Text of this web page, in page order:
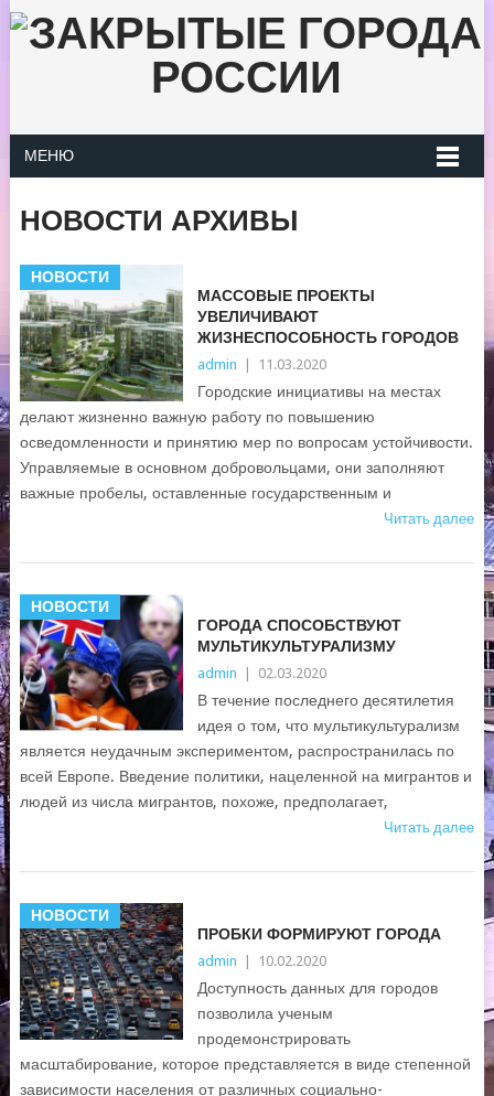
МЕНЮ
НОВОСТИ АРХИВЫ
НОВОСТИ
МАССОВЫЕ ПРОЕКТЫ
УВЕЛИЧИВАЮТ
ЖИЗНЕСПОСОБНОСТЬ ГОРОДОВ
admin 11.03.2020
Городские инициативы на местах
делают жизненно важную работу по повышению
осведомленности и принятию мер по вопросам устойчивости.
Управляемые в основном добровольцами, они заполняют
важные пробелы, оставленные государственным и
Читать далее
НОВОСТИ
ГОРОДА СПОСОБСТВУЮТ
МУЛЬТИКУЛЬТУРАЛИЗМУ
admin 02.03.2020
В течение последнего десятилетия
идея о том, что мультикультурализм
является неудачным экспериментом, распространилась по
всей Европе. Введение политики, нацеленной на мигрантов и
людей из числа мигрантов, похоже, предполагает,
Читать далее
НОВОСТИ
ПРОБКИ ФОРМИРУЮТ ГОРОДА
admin 10.02.2020
Доступность данных для городов
позволила ученым
продемонстрировать
масштабирование, которое представляется в виде степенной
зависимости населения от различных социально-